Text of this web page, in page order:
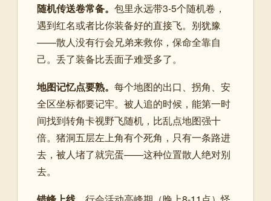
随机传送卷常备。 包里永远带3-5个随机卷，
遇到红名或者比你装备好的直接飞。别犹豫
——散人没有行会兄弟来救你，保命全靠自
己。丢了装备比丢面子难受多了。
地图记忆点要熟。 每个地图的出口、拐角、安
全区坐标都要记牢。被人追的时候，能第一时
间找到转角卡视野飞随机，比乱点地图强十
倍。猪洞五层左上角有个死角，只有一条路进
去，被人堵了就完蛋——这种位置散人绝对别
去。